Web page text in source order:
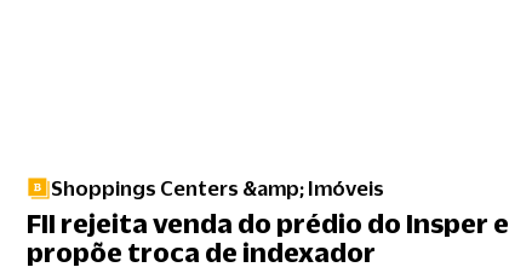
Shoppings Centers &amp; Imóveis
FII rejeita venda do prédio do Insper e
propõe troca de indexador